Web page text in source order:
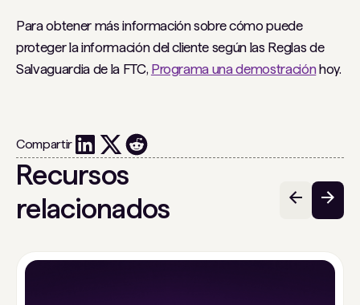
Para obtener más información sobre cómo puede
proteger la información del cliente según las Reglas de
Salvaguardia de la FTC, Programa una demostraciónhoy.
Compartir
Recursos
relacionados